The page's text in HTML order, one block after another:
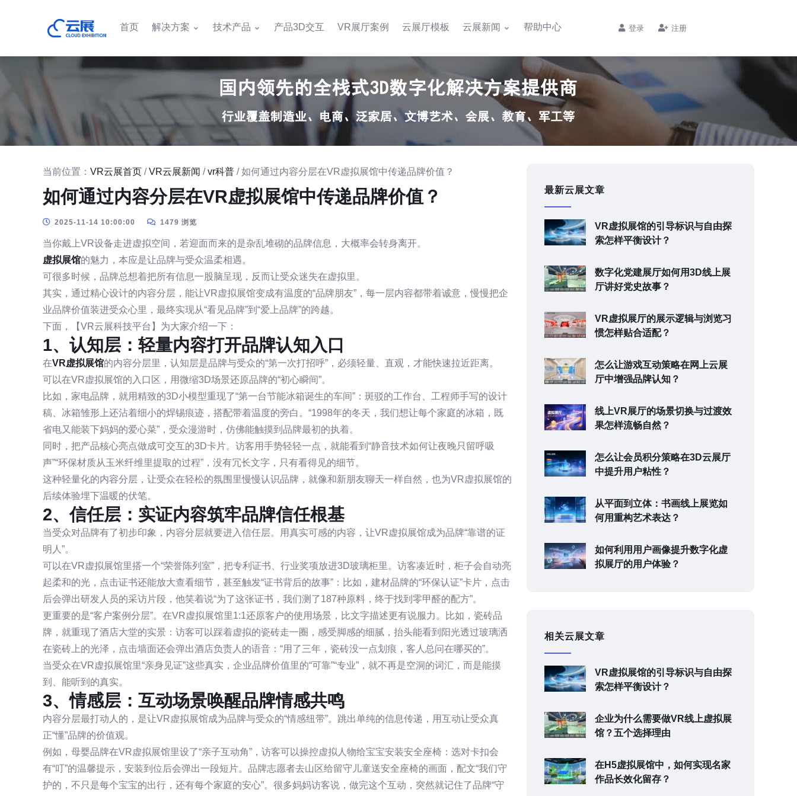
首页 解决方案 技术产品 产品3D交互 VR展厅案例 云展厅模板 云展新闻 帮助中心 登录 注册
当前位置： VR云展首页 /VR云展新闻 /vr科普 / 如何通过内容分层在VR虚拟展馆中传递品牌价值？
如何通过内容分层在VR虚拟展馆中传递品牌价值？
2025-11-14 10:00:00 1479 浏览
当你戴上VR设备走进虚拟空间，若迎面而来的是杂乱堆砌的品牌信息，大概率会转身离开。
虚拟展馆的魅力，本应是让品牌与受众温柔相遇。
可很多时候，品牌总想着把所有信息一股脑呈现，反而让受众迷失在虚拟里。
其实，通过精心设计的内容分层，能让VR虚拟展馆变成有温度的“品牌朋友”，每一层内容都带着诚意，慢慢把企
业品牌价值装进受众心里，最终实现从“看见品牌”到“爱上品牌”的跨越。
下面，【VR云展科技平台】为大家介绍一下：
1、认知层：轻量内容打开品牌认知入口
在VR虚拟展馆的内容分层里，认知层是品牌与受众的“第一次打招呼”，必须轻量、直观，才能快速拉近距离。
可以在VR虚拟展馆的入口区，用微缩3D场景还原品牌的“初心瞬间”。
比如，家电品牌，就用精致的3D小模型重现了“第一台节能冰箱诞生的车间”：斑驳的工作台、工程师手写的设计
稿、冰箱雏形上还沾着细小的焊锡痕迹，搭配带着温度的旁白。“1998年的冬天，我们想让每个家庭的冰箱，既
省电又能装下妈妈的爱心菜”，受众漫游时，仿佛能触摸到品牌最初的执着。
同时，把产品核心亮点做成可交互的3D卡片。访客用手势轻轻一点，就能看到“静音技术如何让夜晚只留呼吸
声”“环保材质从玉米纤维里提取的过程”，没有冗长文字，只有看得见的细节。
这种轻量化的内容分层，让受众在轻松的氛围里慢慢认识品牌，就像和新朋友聊天一样自然，也为VR虚拟展馆的
后续体验埋下温暖的伏笔。
2、信任层：实证内容筑牢品牌信任根基
当受众对品牌有了初步印象，内容分层就要进入信任层。用真实可感的内容，让VR虚拟展馆成为品牌“靠谱的证
明人”。
可以在VR虚拟展馆里搭一个“荣誉陈列室”，把专利证书、行业奖项放进3D玻璃柜里。访客凑近时，柜子会自动亮
起柔和的光，点击证书还能放大查看细节，甚至触发“证书背后的故事”：比如，建材品牌的“环保认证”卡片，点击
后会弹出研发人员的采访片段，他笑着说“为了这张证书，我们测了187种原料，终于找到零甲醛的配方”。
更重要的是“客户案例分层”。在VR虚拟展馆里1:1还原客户的使用场景，比文字描述更有说服力。比如，瓷砖品
牌，就重现了酒店大堂的实景：访客可以踩着虚拟的瓷砖走一圈，感受脚感的细腻，抬头能看到阳光透过玻璃洒
在瓷砖上的光泽，点击墙面还会弹出酒店负责人的语音：“用了三年，瓷砖没一点划痕，客人总问在哪买的”。
当受众在VR虚拟展馆里“亲身见证”这些真实，企业品牌价值里的“可靠”“专业”，就不再是空洞的词汇，而是能摸
到、能听到的真实。
3、情感层：互动场景唤醒品牌情感共鸣
内容分层最打动人的，是让VR虚拟展馆成为品牌与受众的“情感纽带”。跳出单纯的信息传递，用互动让受众真
正“懂”品牌的价值观。
例如，母婴品牌在VR虚拟展馆里设了“亲子互动角”，访客可以操控虚拟人物给宝宝安装安全座椅：选对卡扣会
有“叮”的温馨提示，安装到位后会弹出一段短片。品牌志愿者去山区给留守儿童送安全座椅的画面，配文“我们守
护的，不只是每个宝宝的出行，还有每个家庭的安心”。很多妈妈访客说，做完这个互动，突然就记住了品牌“守
最新云展文章
VR虚拟展馆的引导标识与自由探
索怎样平衡设计？
数字化党建展厅如何用3D线上展
厅讲好党史故事？
VR虚拟展厅的展示逻辑与浏览习
惯怎样贴合适配？
怎么让游戏互动策略在网上云展
厅中增强品牌认知？
线上VR展厅的场景切换与过渡效
果怎样流畅自然？
怎么让会员积分策略在3D云展厅
中提升用户粘性？
从平面到立体：书画线上展览如
何用重构艺术表达？
如何利用用户画像提升数字化虚
拟展厅的用户体验？
相关云展文章
VR虚拟展馆的引导标识与自由探
索怎样平衡设计？
企业为什么需要做VR线上虚拟展
馆？五个选择理由
在H5虚拟展馆中，如何实现名家
作品长效化留存？